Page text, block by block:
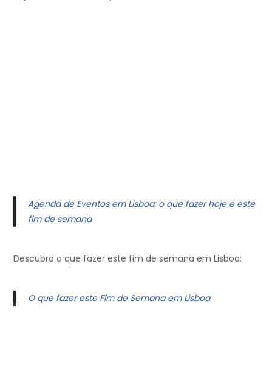
Agenda de Eventos em Lisboa: o que fazer hoje e este
fim de semana
Descubra o que fazer este fim de semana em Lisboa:
O que fazer este Fim de Semana em Lisboa